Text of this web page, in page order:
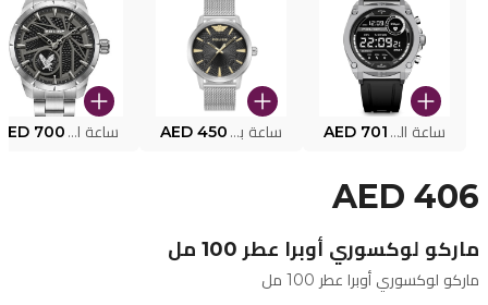
ساعة البوليس الذكية MY.AVATAR PEIUN0000101 AED 701 ساعة بوليس للرجال PEWJG0005002 AED 450 ساعة البوليس PEWJG2227302 700
AED 406
ماركو لوكسوري أوبرا عطر 100 مل
ماركو لوكسوري أوبرا عطر 100 مل